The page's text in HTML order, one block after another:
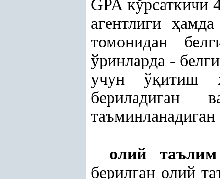
GPA кўрсаткичи
агентлиги ҳ
томонидан
ўринларда -
учун ўқитиш
бериладиган
таъминланадиган
олий
берилган олий